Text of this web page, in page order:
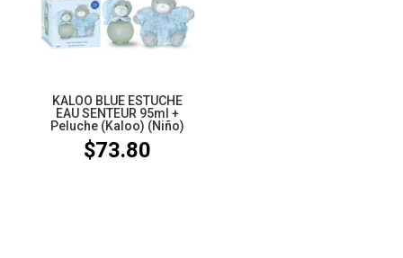
$53.80
KALOO BLUE ESTUCHE
EAU SENTEUR 95ml +
Peluche (Kaloo) (Niño)
$73.80